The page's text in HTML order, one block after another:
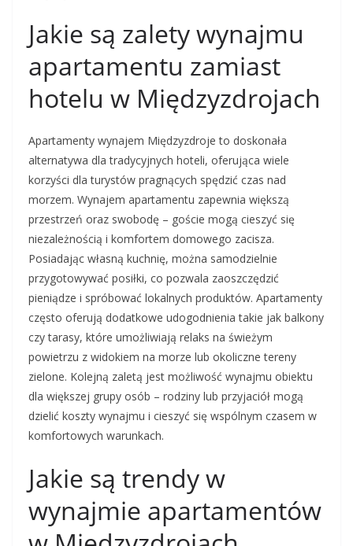
Jakie są zalety wynajmu
apartamentu zamiast
hotelu w Międzyzdrojach
Apartamenty wynajem Międzyzdroje to doskonała
alternatywa dla tradycyjnych hoteli, oferująca wiele
korzyści dla turystów pragnących spędzić czas nad
morzem. Wynajem apartamentu zapewnia większą
przestrzeń oraz swobodę – goście mogą cieszyć się
niezależnością i komfortem domowego zacisza.
Posiadając własną kuchnię, można samodzielnie
przygotowywać posiłki, co pozwala zaoszczędzić
pieniądze i spróbować lokalnych produktów. Apartamenty
często oferują dodatkowe udogodnienia takie jak balkony
czy tarasy, które umożliwiają relaks na świeżym
powietrzu z widokiem na morze lub okoliczne tereny
zielone. Kolejną zaletą jest możliwość wynajmu obiektu
dla większej grupy osób – rodziny lub przyjaciół mogą
dzielić koszty wynajmu i cieszyć się wspólnym czasem w
komfortowych warunkach.
Jakie są trendy w
wynajmie apartamentów